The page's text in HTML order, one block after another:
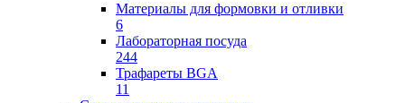
Материалы для формовки и отливки
6
Лабораторная посуда
244
Трафареты BGA
11